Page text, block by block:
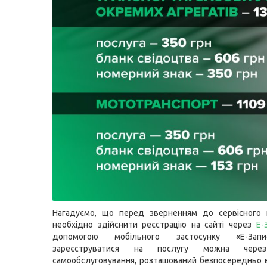
Нагадуємо, що перед зверненням до
необхідно здійснити реєстрацію на сайті через Е-
допомогою мобільного застосунку «Е-
зареєструватися на послугу можна
самообслуговування, розташований безпосередньо